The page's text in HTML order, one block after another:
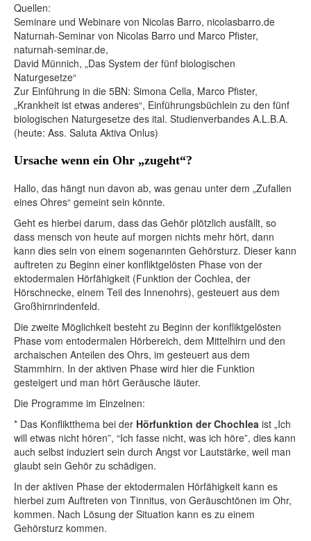
Quellen:
Seminare und Webinare von Nicolas Barro, nicolasbarro.de
Naturnah-Seminar von Nicolas Barro und Marco Pfister,
naturnah-seminar.de,
David Münnich, „Das System der fünf biologischen
Naturgesetze“
Zur Einführung in die 5BN: Simona Cella, Marco Pfister,
„Krankheit ist etwas anderes“, Einführungsbüchlein zu den fünf
biologischen Naturgesetze des ital. Studienverbandes A.L.B.A.
(heute: Ass. Saluta Aktiva Onlus)
Ursache wenn ein Ohr „zugeht“?
Hallo, das hängt nun davon ab, was genau unter dem „Zufallen
eines Ohres“ gemeint sein könnte.
Geht es hierbei darum, dass das Gehör plötzlich ausfällt, so
dass mensch von heute auf morgen nichts mehr hört, dann
kann dies sein von einem sogenannten Gehörsturz. Dieser kann
auftreten zu Beginn einer konfliktgelösten Phase von der
ektodermalen Hörfähigkeit (Funktion der Cochlea, der
Hörschnecke, einem Teil des Innenohrs), gesteuert aus dem
Großhirnrindenfeld.
Die zweite Möglichkeit besteht zu Beginn der konfliktgelösten
Phase vom entodermalen Hörbereich, dem Mittelhirn und den
archaischen Anteilen des Ohrs, im gesteuert aus dem
Stammhirn. In der aktiven Phase wird hier die Funktion
gesteigert und man hört Geräusche läuter.
Die Programme im Einzelnen:
* Das Konfliktthema bei der Hörfunktion der Chochlea ist „Ich
will etwas nicht hören”, “Ich fasse nicht, was ich höre”, dies kann
auch selbst induziert sein durch Angst vor Lautstärke, weil man
glaubt sein Gehör zu schädigen.
In der aktiven Phase der ektodermalen Hörfähigkeit kann es
hierbei zum Auftreten von Tinnitus, von Geräuschtönen im Ohr,
kommen. Nach Lösung der Situation kann es zu einem
Gehörsturz kommen.